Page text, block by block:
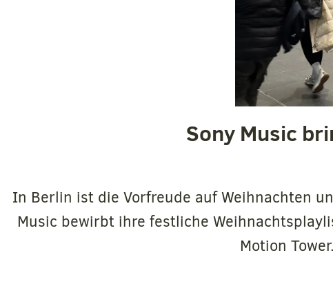
Sony Music
In Berlin ist die Vorfreude auf Weihnachten
Music bewirbt ihre festliche
Motion Tower.